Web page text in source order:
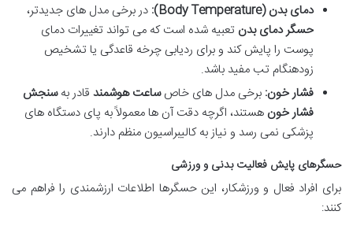
دمای بدن (Body Temperature):
در برخی مدل های جدیدتر،
حسگر دمای بدن تعبیه شده است که می تواند تغییرات دمای
پوست را پایش کند و برای ردیابی چرخه قاعدگی یا تشخیص
زودهنگام تب مفید باشد.
فشار خون: برخی مدل های خاصساعت هوشمند قادر بهسنجش
فشار خون هستند، اگرچه دقت آن ها معمولاً به پای دستگاه های
پزشکی نمی رسد و نیاز به کالیبراسیون منظم دارند.
حسگرهای پایش فعالیت بدنی و ورزشی
برای افراد فعال و ورزشکار، این حسگرها اطلاعات ارزشمندی را فراهم می
کنند: